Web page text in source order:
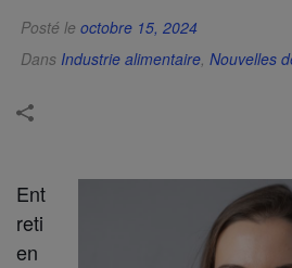
Posté le octobre 15, 2024
Dans Industrie alimentaire, Nouvelles
Ent
reti
en